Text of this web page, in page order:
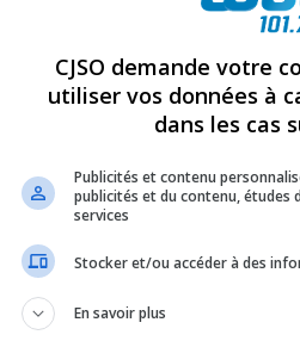
rien manquer à Sorel-Tracy et
OPINION
SE TIENDRA DU 6 AU 9 AOÛT PROCHAIN
CJSO demande votre
utiliser vos données à
dans les cas
Publicités et contenu
publicités et du contenu, études
services
Stocker et/ou accéder à des
En savoir plus